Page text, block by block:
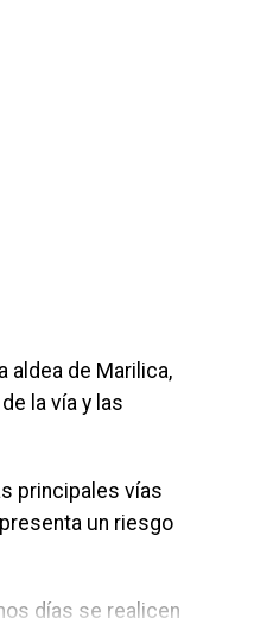
aldea de Marilica,
la vía y las
principales vías
un riesgo
días se realicen